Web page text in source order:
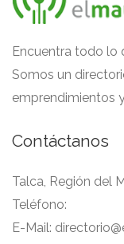
Encuentra todo lo
Somos un
emprendimientos
Contáctanos
Talca, Región del
Teléfono:
E-Mail: